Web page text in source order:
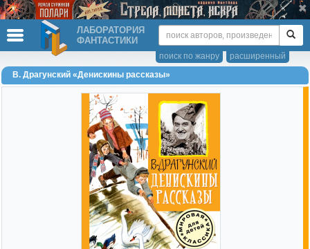
ЛАБОРАТОРИЯ
ФАНТАСТИКИ
расширенный
поиск по жанру
В. Драгунский «Денискины рассказы»